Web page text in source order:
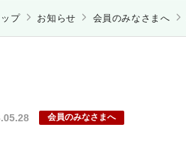
ップ お知らせ 会員のみなさまへ
会員のみなさまへ